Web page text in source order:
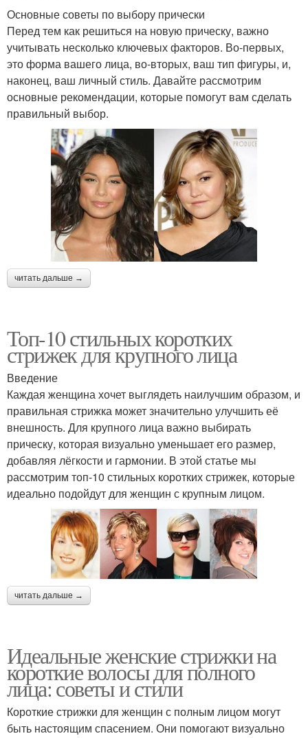
Основные советы по выбору прически
Перед тем как решиться на новую прическу, важно
учитывать несколько ключевых факторов. Во-первых,
это форма вашего лица, во-вторых, ваш тип фигуры, и,
наконец, ваш личный стиль. Давайте рассмотрим
основные рекомендации, которые помогут вам сделать
правильный выбор.
читать дальше →
Топ-10 стильных коротких
стрижек для крупного лица
Введение
Каждая женщина хочет выглядеть наилучшим образом, и
правильная стрижка может значительно улучшить её
внешность. Для крупного лица важно выбирать
прическу, которая визуально уменьшает его размер,
добавляя лёгкости и гармонии. В этой статье мы
рассмотрим топ-10 стильных коротких стрижек, которые
идеально подойдут для женщин с крупным лицом.
читать дальше →
Идеальные женские стрижки на
короткие волосы для полного
лица: советы и стили
Короткие стрижки для женщин с полным лицом могут
быть настоящим спасением. Они помогают визуально